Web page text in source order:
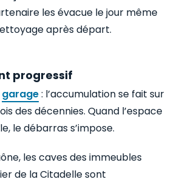
les évacue le jour même
après départ.
progressif
garage: l’accumulation se fait sur
des décennies. Quand l’espace
le débarras s’impose.
les caves des immeubles
de la Citadelle sont